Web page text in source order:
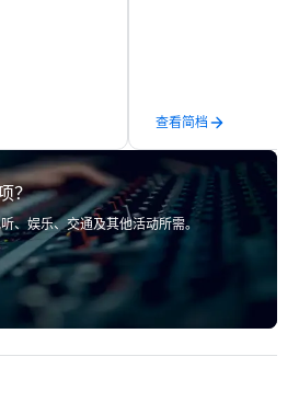
planning a
retreat,
virtual
create
and
new skills
offsites. Whether
think like a Silicon
explore the mindsets
world's fastest-
or walk away with a
innovation playbook,
Fully customizable by
seniority, and
查看简档
？
、娱乐、交通及其他活动所需。